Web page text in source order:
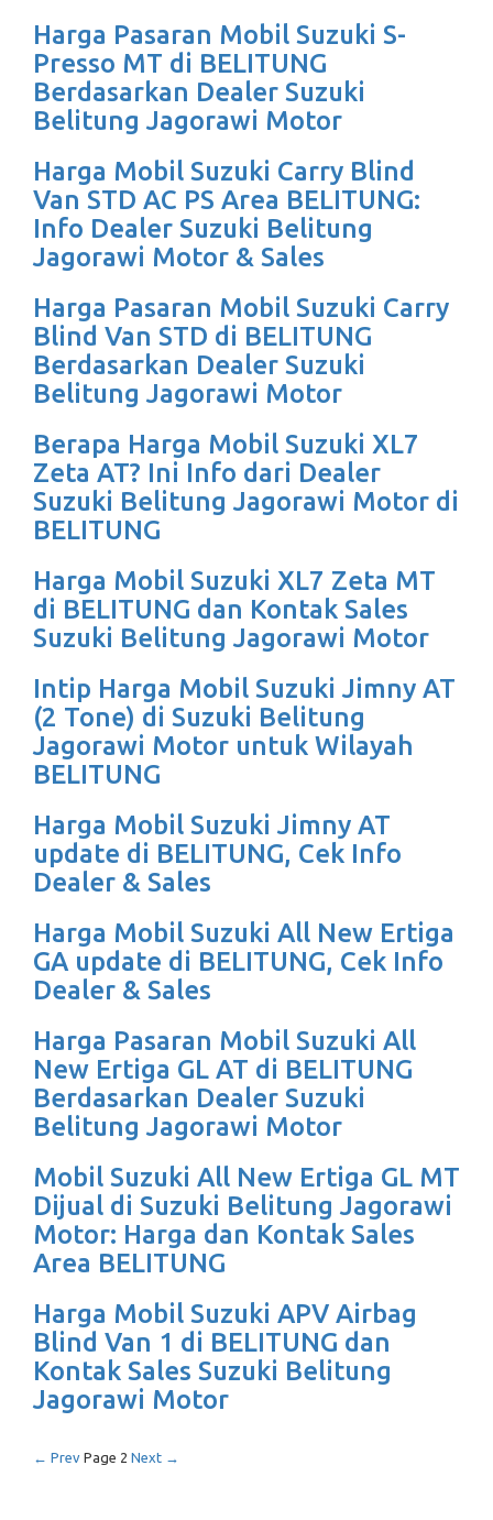
Harga Pasaran Mobil Suzuki S-
Presso MT di BELITUNG
Berdasarkan Dealer Suzuki
Belitung Jagorawi Motor
Harga Mobil Suzuki Carry Blind
Van STD AC PS Area BELITUNG:
Info Dealer Suzuki Belitung
Jagorawi Motor & Sales
Harga Pasaran Mobil Suzuki Carry
Blind Van STD di BELITUNG
Berdasarkan Dealer Suzuki
Belitung Jagorawi Motor
Berapa Harga Mobil Suzuki XL7
Zeta AT? Ini Info dari Dealer
Suzuki Belitung Jagorawi Motor di
BELITUNG
Harga Mobil Suzuki XL7 Zeta MT
di BELITUNG dan Kontak Sales
Suzuki Belitung Jagorawi Motor
Intip Harga Mobil Suzuki Jimny AT
(2 Tone) di Suzuki Belitung
Jagorawi Motor untuk Wilayah
BELITUNG
Harga Mobil Suzuki Jimny AT
update di BELITUNG, Cek Info
Dealer & Sales
Harga Mobil Suzuki All New Ertiga
GA update di BELITUNG, Cek Info
Dealer & Sales
Harga Pasaran Mobil Suzuki All
New Ertiga GL AT di BELITUNG
Berdasarkan Dealer Suzuki
Belitung Jagorawi Motor
Mobil Suzuki All New Ertiga GL MT
Dijual di Suzuki Belitung Jagorawi
Motor: Harga dan Kontak Sales
Area BELITUNG
Harga Mobil Suzuki APV Airbag
Blind Van 1 di BELITUNG dan
Kontak Sales Suzuki Belitung
Jagorawi Motor
← Prev Page 2 Next →